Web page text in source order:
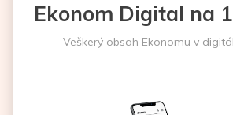
Ekonom Digital na
Veškerý obsah Ekonomu v